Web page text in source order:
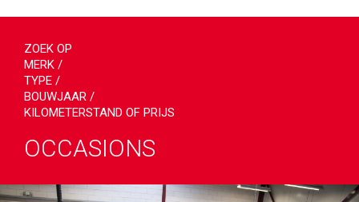
ZOEK OP
MERK /
TYPE /
BOUWJAAR /
KILOMETERSTAND OF PRIJS
OCCASIONS